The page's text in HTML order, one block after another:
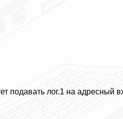
подавать лог.1 на адресный